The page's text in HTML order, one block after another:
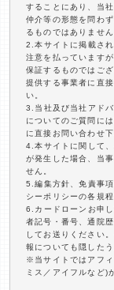
することにあり、当
仲介等の形態を問わ
るものではありません
2.本サイトに掲載さ
注意を払っています
保証するものではご
提供する事業者に直
い。
3.当社及び当社アド
についてのご質問に
に直接お問い合わせ下
4.本サイトに関して
が発生した場合、当
せん。
5.編集方針、免責事
シーポリシーの各規
6.カードローンお申
者記号・番号、通院
してお送りください
報についても隠した
※当サイトではアフ
ミス／アイフルなど)